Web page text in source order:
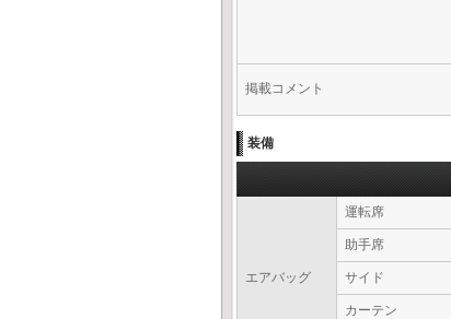
掲載コメント
装備
エアバッグ
運転席
助手席
サイド
カーテン